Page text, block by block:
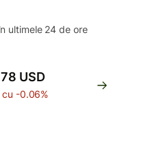
ultimele 24 de ore
USD
-0.06%